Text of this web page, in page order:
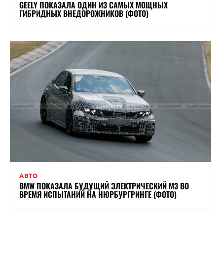
GEELY ПОКАЗАЛА ОДИН ИЗ САМЫХ МОЩНЫХ
ГИБРИДНЫХ ВНЕДОРОЖНИКОВ (ФОТО)
АВТО
BMW ПОКАЗАЛА БУДУЩИЙ ЭЛЕКТРИЧЕСКИЙ M3 ВО
ВРЕМЯ ИСПЫТАНИЙ НА НЮРБУРГРИНГЕ (ФОТО)